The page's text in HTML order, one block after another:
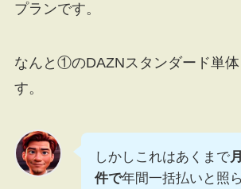
プランです。
なんと①のDAZNスタンダード単
す。
しかしこれはあくまで
件で年間一括払いと照